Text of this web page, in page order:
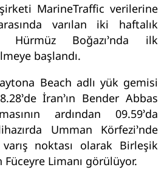
MarineTraffic verilerine
varılan iki haftalık
Hürmüz Boğazı’nda ilk
başlandı.
Beach adlı yük gemisi
İran’ın Bender Abbas
ardından 09.59’da
Umman Körfezi’nde
noktası olarak Birleşik
Limanı görülüyor.